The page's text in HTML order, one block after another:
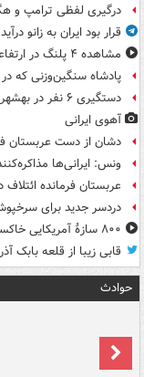
درگیری لفظی ترامپ و
قرار بود ایران به زانو
مشاهده ۴ پلنگ در ارتفاعات میناب
پادشاه سنگین‌وزنی که
دستگیری ۶ نفر در بهشهر به اتهام تشویش اذهان عمومی
آهوی ایرانی
دشان از دست عربستان
ونس: ایرانی‌ها
عربستان فرمانده
دردسر جدید برای
۸۰۰ سازۀ آمریکایی خاکستر شد
قابی زیبا از قلعه بابک
حوادث